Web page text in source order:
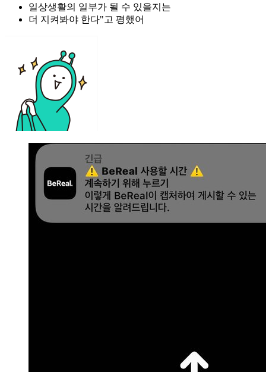
일상생활의 일부가 될 수 있을지는
더 지켜봐야 한다"고 평했어